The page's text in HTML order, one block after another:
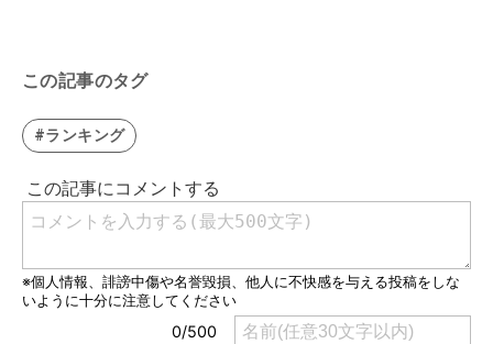
この記事のタグ
#ランキング